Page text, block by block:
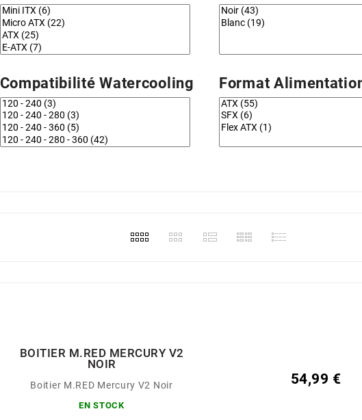
Compatibilité Watercooling Format
BOITIER M.RED MERCURY V2
NOIR
Boitier M.RED Mercury V2 Noir
EN STOCK
54,99 €